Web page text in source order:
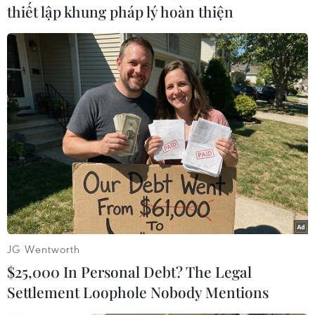
Pháp
Theo dõi VietnamPlus
TIN LIÊN QUAN
thiết lập khung pháp lý hoàn thiện
JG Wentworth
$25,000 In Personal Debt? The Legal
Settlement Loophole Nobody Mentions